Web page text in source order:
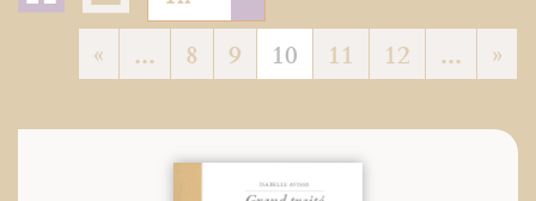
« ... 8 9 10 11 12 ... »